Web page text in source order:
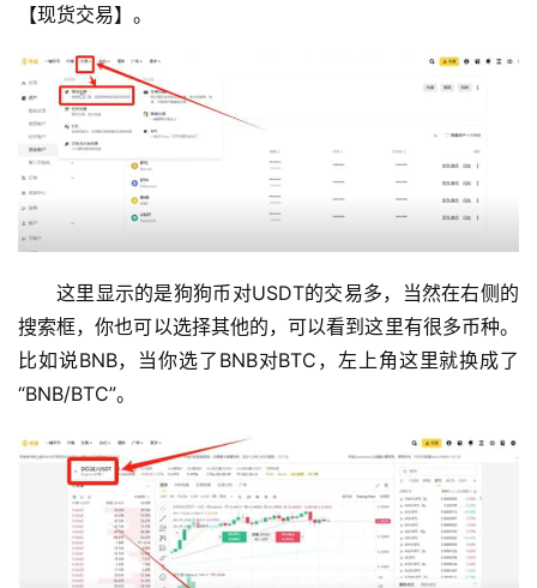
【现货交易】。
这里显示的是狗狗币对USDT的交易多，当然在右侧的
搜索框，你也可以选择其他的，可以看到这里有很多币种。
比如说BNB，当你选了BNB对BTC，左上角这里就换成了
“BNB/BTC”。